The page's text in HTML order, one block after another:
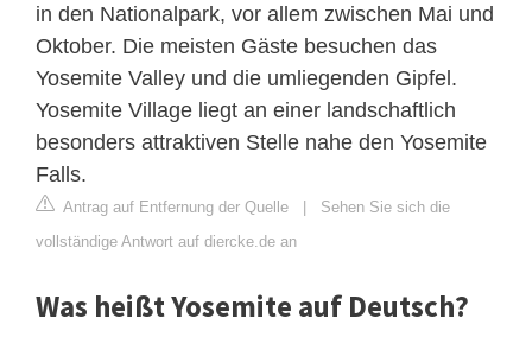
in den Nationalpark, vor allem zwischen Mai und
Oktober. Die meisten Gäste besuchen das
Yosemite Valley und die umliegenden Gipfel.
Yosemite Village liegt an einer landschaftlich
besonders attraktiven Stelle nahe den Yosemite
Falls.
Antrag auf Entfernung der Quelle | Sehen Sie sich die
vollständige Antwort auf diercke.de an
Was heißt Yosemite auf Deutsch?